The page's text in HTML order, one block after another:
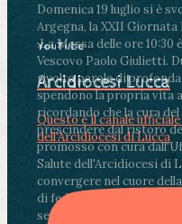
Domenica 19 luglio si è
Argegna, la XXII Giornata
.La Messa delle ore
Vescovo Paolo Giulietti.
rivolto parole di
spendono la propria vita
ricordando che la cura
prescindere dal ristoro
promosso con cura
Salute dell'Arcidiocesi di
convergere nel cuore
di fedeli, operatori
segnate dalla malattia.
YouTube
Arcidiocesi Lucca
Questo è il canale
dell'Arcidiocesi di Lucca